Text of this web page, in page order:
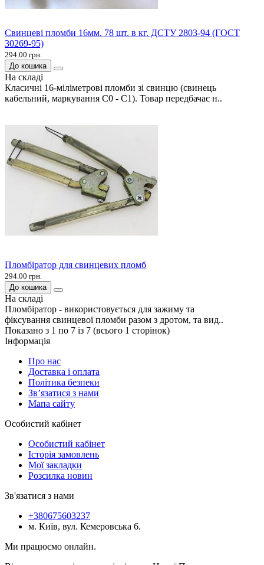
Свинцеві пломби 16мм. 78 шт. в кг. ДСТУ 2803-94 (ГОСТ
30269-95)
294.00 грн.
До кошика
На складі
Класичні 16-міліметрові пломби зі свинцю (свинець
кабельний, маркування С0 - С1). Товар передбачає н..
Пломбіратор для свинцевих пломб
294.00 грн.
До кошика
На складі
Пломбіратор - використовується для зажиму та
фіксування свинцевої пломби разом з дротом, та вид..
Показано з 1 по 7 із 7 (всього 1 сторінок)
Інформація
Про нас
Доставка і оплата
Політика безпеки
Зв’язатися з нами
Мапа сайту
Особистий кабінет
Особистий кабінет
Історія замовлень
Мої закладки
Розсилка новин
Зв'язатися з нами
+380675603237
м. Київ, вул. Кемеровська 6.
Ми працюємо онлайн.